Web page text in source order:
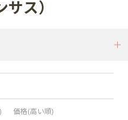
ス）
価格(高い順)